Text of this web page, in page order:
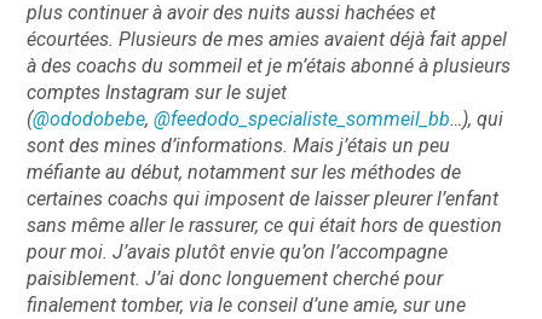
plus continuer à avoir des nuits aussi hachées et
écourtées. Plusieurs de mes amies avaient déjà fait appel
à des coachs du sommeil et je m’étais abonné à plusieurs
comptes Instagram sur le sujet
(@ododobebe,@feedodo_specialiste_sommeil_bb…), qui
sont des mines d’informations. Mais j’étais un peu
méfiante au début, notamment sur les méthodes de
certaines coachs qui imposent de laisser pleurer l’enfant
sans même aller le rassurer, ce qui était hors de question
pour moi. J’avais plutôt envie qu’on l’accompagne
paisiblement. J’ai donc longuement cherché pour
finalement tomber, via le conseil d’une amie, sur une